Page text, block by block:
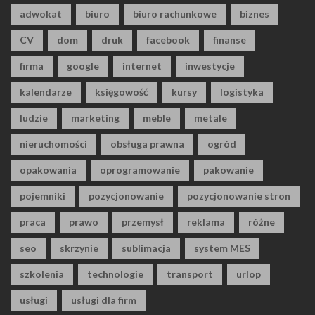
adwokat biuro biuro rachunkowe biznes
CV dom druk facebook finanse
firma google internet inwestycje
kalendarze księgowość kursy logistyka
ludzie marketing meble metale
nieruchomości obsługa prawna ogród
opakowania oprogramowanie pakowanie
pojemniki pozycjonowanie pozycjonowanie stron
praca prawo przemysł reklama różne
seo skrzynie sublimacja system MES
szkolenia technologie transport urlop
usługi usługi dla firm